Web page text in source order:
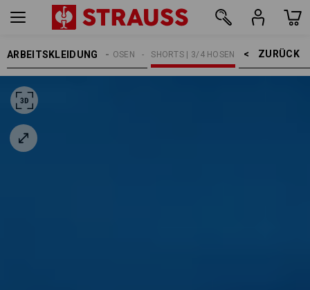
ARBEITSKLEIDUNG ZURÜCK    >
SHORTS | 3/4 HOSEN
ARBEITSHOSEN
HERREN